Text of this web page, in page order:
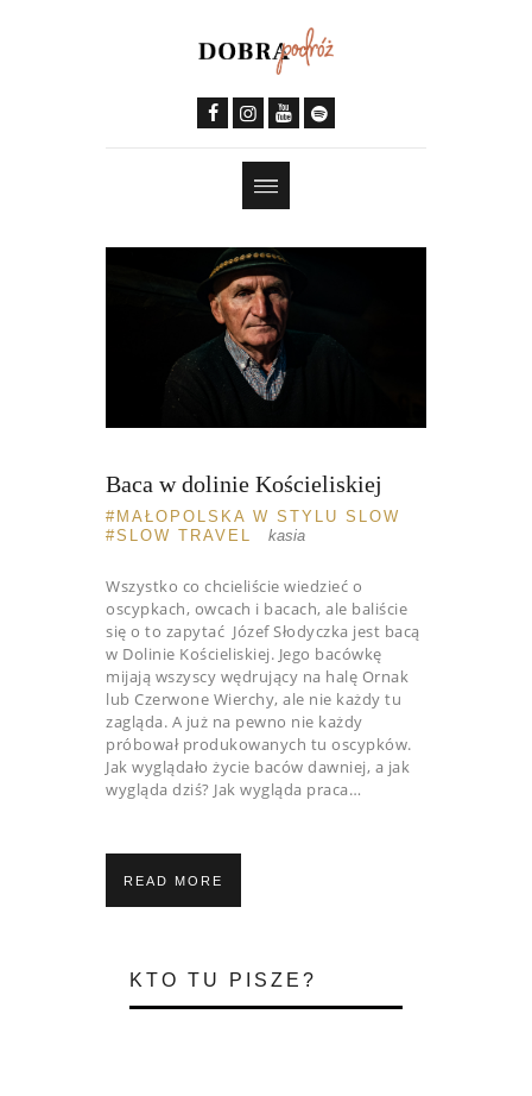
Baca w dolinie Kościeliskiej
MAŁOPOLSKA W STYLU SLOW
SLOW TRAVEL
kasia
Wszystko co chcieliście wiedzieć o
oscypkach, owcach i bacach, ale baliście
się o to zapytać Józef Słodyczka jest bacą
w Dolinie Kościeliskiej. Jego bacówkę
mijają wszyscy wędrujący na halę Ornak
lub Czerwone Wierchy, ale nie każdy tu
zagląda. A już na pewno nie każdy
próbował produkowanych tu oscypków.
Jak wyglądało życie baców dawniej, a jak
wygląda dziś? Jak wygląda praca…
READ MORE
KTO TU PISZE?